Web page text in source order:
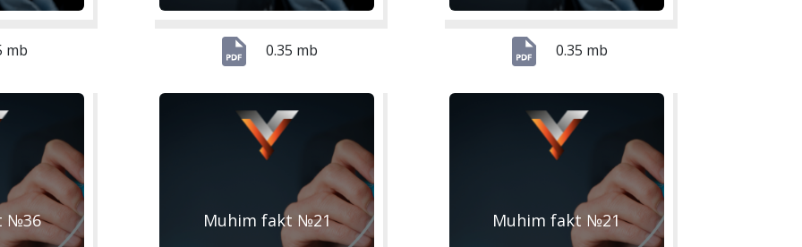
mb 0.35 mb 0.35 mb
№36 Muhim fakt №21 Muhim fakt №21